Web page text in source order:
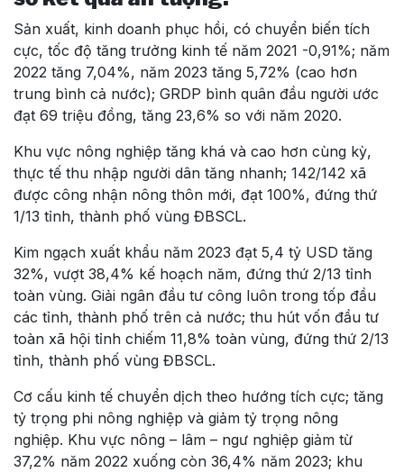
Sản xuất, kinh doanh phục hồi, có chuyển biến tích
cực, tốc độ tăng trưởng kinh tế năm 2021 -0,91%; năm
2022 tăng 7,04%, năm 2023 tăng 5,72% (cao hơn
trung bình cả nước); GRDP bình quân đầu người ước
đạt 69 triệu đồng, tăng 23,6% so với năm 2020.
Khu vực nông nghiệp tăng khá và cao hơn cùng kỳ,
thực tế thu nhập người dân tăng nhanh; 142/142 xã
được công nhận nông thôn mới, đạt 100%, đứng thứ
1/13 tỉnh, thành phố vùng ĐBSCL.
Kim ngạch xuất khẩu năm 2023 đạt 5,4 tỷ USD tăng
32%, vượt 38,4% kế hoạch năm, đứng thứ 2/13 tỉnh
toàn vùng. Giải ngân đầu tư công luôn trong tốp đầu
các tỉnh, thành phố trên cả nước; thu hút vốn đầu tư
toàn xã hội tỉnh chiếm 11,8% toàn vùng, đứng thứ 2/13
tỉnh, thành phố vùng ĐBSCL.
Cơ cấu kinh tế chuyển dịch theo hướng tích cực; tăng
tỷ trọng phi nông nghiệp và giảm tỷ trọng nông
nghiệp. Khu vực nông – lâm – ngư nghiệp giảm từ
37,2% năm 2022 xuống còn 36,4% năm 2023; khu